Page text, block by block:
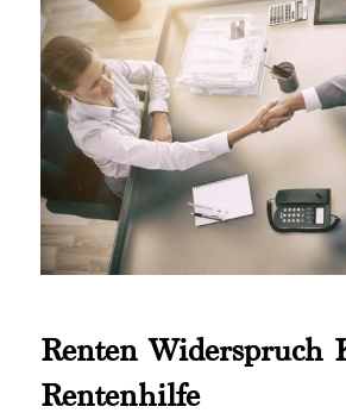
Renten Widerspruch
Rentenhilfe